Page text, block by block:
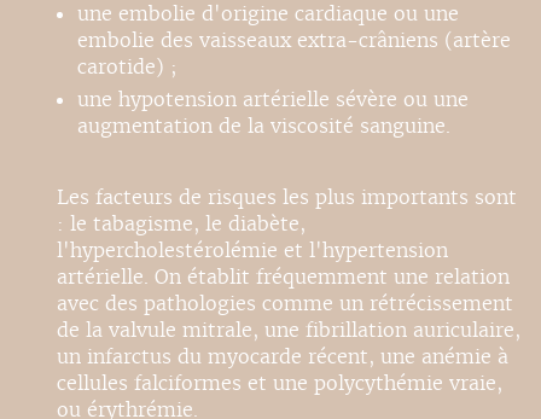
une embolie d'origine cardiaque ou une
embolie des vaisseaux extra-crâniens (artère
carotide) ;
une hypotension artérielle sévère ou une
augmentation de la viscosité sanguine.
Les facteurs de risques les plus importants sont
: le tabagisme, le diabète,
l'hypercholestérolémie et l'hypertension
artérielle. On établit fréquemment une relation
avec des pathologies comme un rétrécissement
de la valvule mitrale, une fibrillation auriculaire,
un infarctus du myocarde récent, une anémie à
cellules falciformes et une polycythémie vraie,
ou érythrémie.